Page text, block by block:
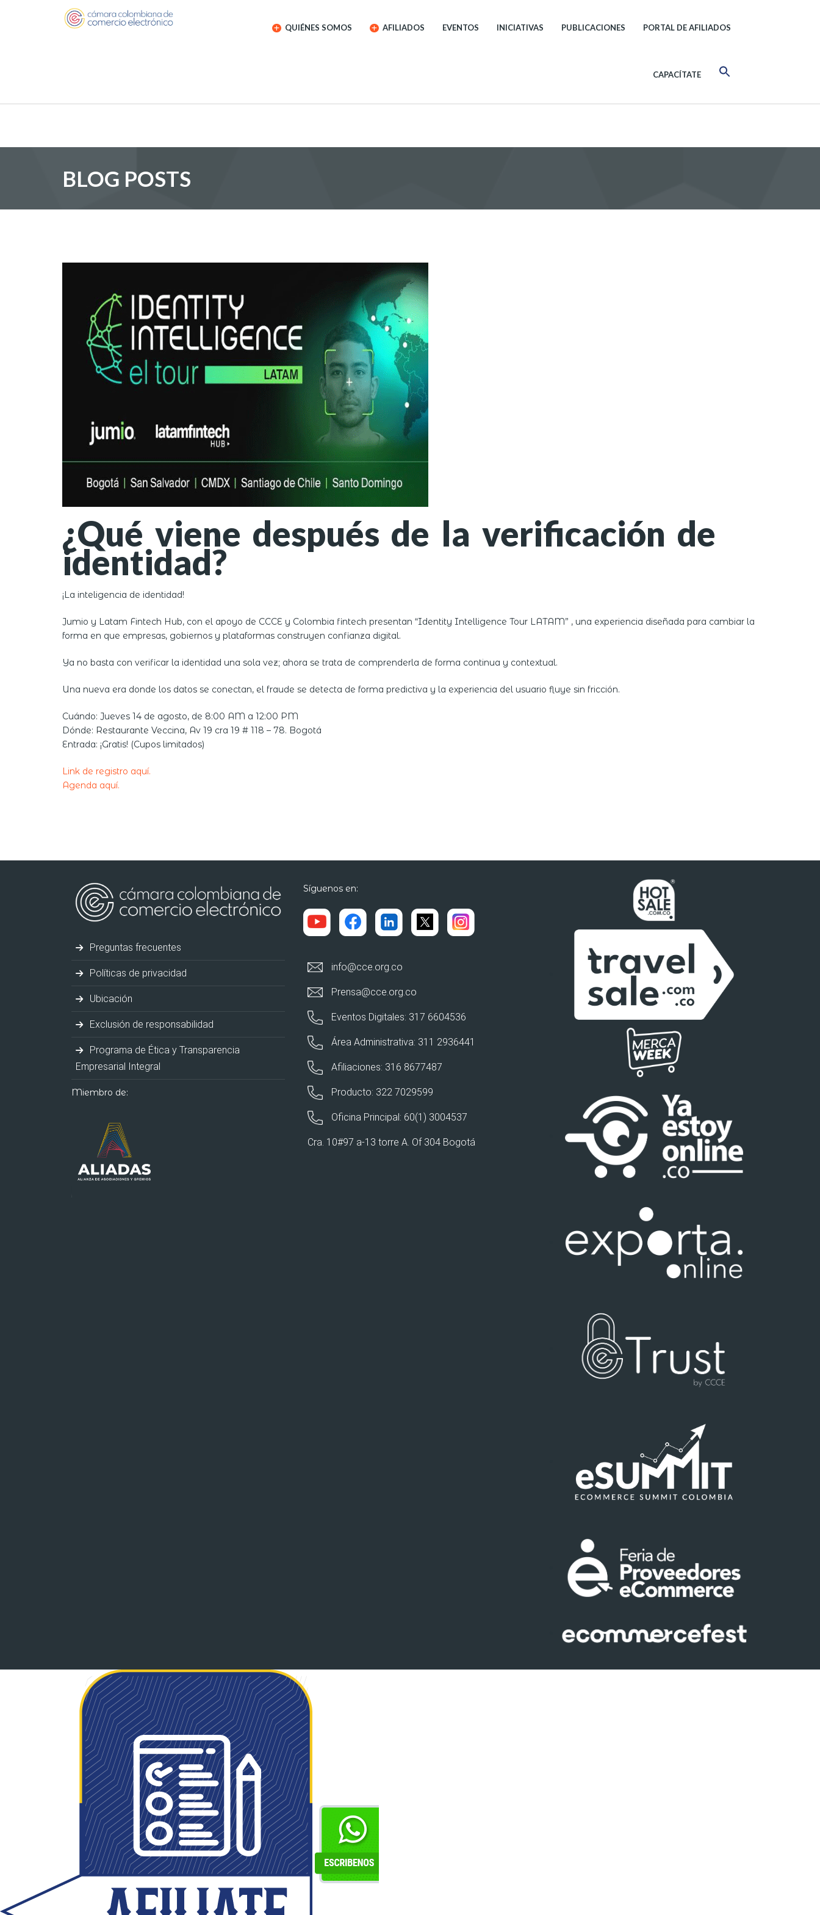
QUIÉNES SOMOS AFILIADOS EVENTOS INICIATIVAS PUBLICACIONES PORTAL DE AFILIADOS
CAPACÍTATE
BLOG POSTS
¿Qué viene después de la verificación de
identidad?
¡La inteligencia de identidad!
Jumio y Latam Fintech Hub, con el apoyo de CCCE y Colombia fintech presentan “Identity Intelligence Tour LATAM” , una experiencia diseñada para cambiar la
forma en que empresas, gobiernos y plataformas construyen confianza digital.
Ya no basta con verificar la identidad una sola vez; ahora se trata de comprenderla de forma continua y contextual.
Una nueva era donde los datos se conectan, el fraude se detecta de forma predictiva y la experiencia del usuario fluye sin fricción.
Cuándo: Jueves 14 de agosto, de 8:00 AM a 12:00 PM
Dónde: Restaurante Veccina, Av 19 cra 19 # 118 – 78. Bogotá
Entrada: ¡Gratis! (Cupos limitados)
Link de registro aquí.
Agenda aquí.
Preguntas frecuentes
Políticas de privacidad
Ubicación
Exclusión de responsabilidad
Programa de Ética y Transparencia
Empresarial Integral
Miembro de:
Síguenos en:
info@cce.org.co
Prensa@cce.org.co
Eventos Digitales: 317 6604536
Área Administrativa: 311 2936441
Afiliaciones: 316 8677487
Producto: 322 7029599
Oficina Principal: 60(1) 3004537
Cra. 10#97 a-13 torre A. Of 304 Bogotá